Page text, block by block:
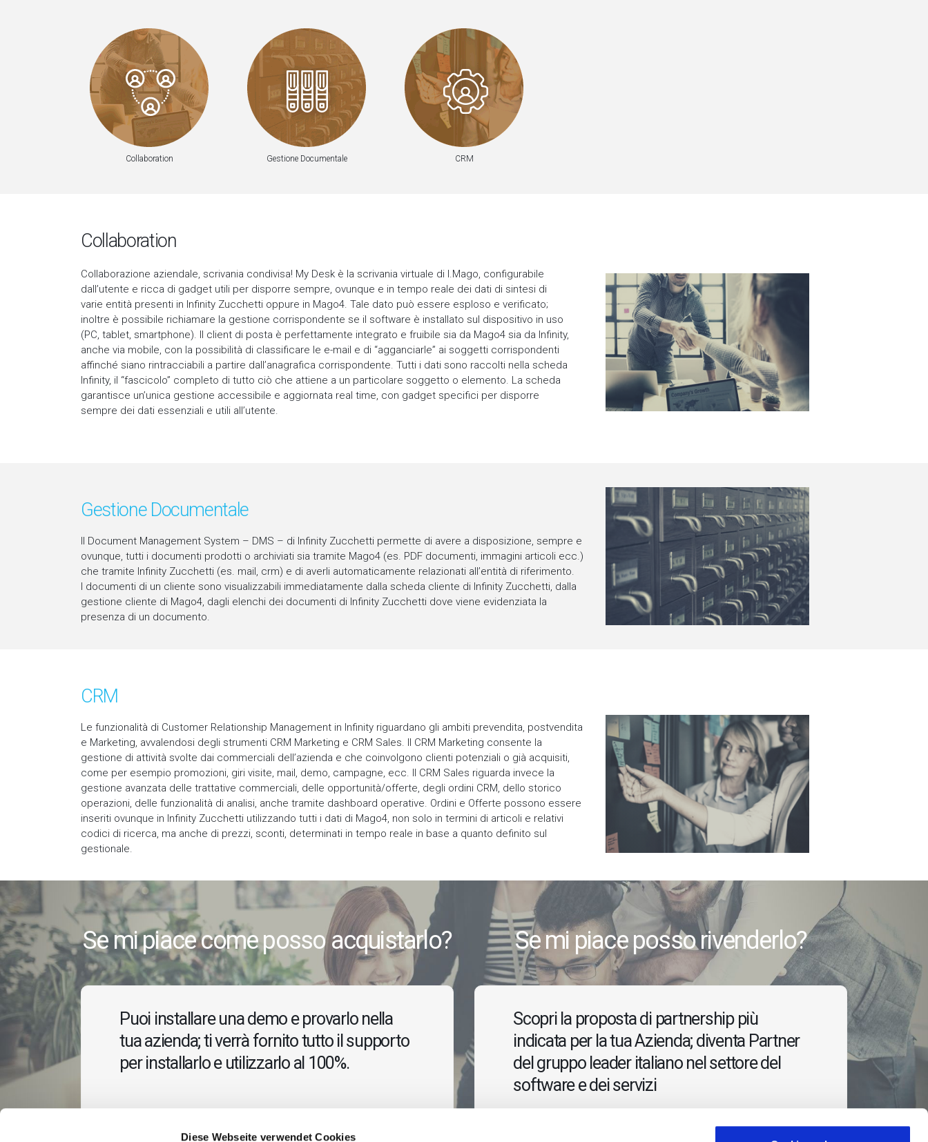
Diese Webseite verwendet Cookies
Collaboration Gestione Documentale CRM
Collaboration
Collaborazione aziendale, scrivania condivisa! My Desk è la scrivania virtuale di I.Mago, configurabile
dall’utente e ricca di gadget utili per disporre sempre, ovunque e in tempo reale dei dati di sintesi di
varie entità presenti in Infinity Zucchetti oppure in Mago4. Tale dato può essere esploso e verificato;
inoltre è possibile richiamare la gestione corrispondente se il software è installato sul dispositivo in uso
(PC, tablet, smartphone). Il client di posta è perfettamente integrato e fruibile sia da Mago4 sia da Infinity,
anche via mobile, con la possibilità di classificare le e-mail e di “agganciarle” ai soggetti corrispondenti
affinché siano rintracciabili a partire dall’anagrafica corrispondente. Tutti i dati sono raccolti nella scheda
Infinity, il “fascicolo” completo di tutto ciò che attiene a un particolare soggetto o elemento. La scheda
garantisce un’unica gestione accessibile e aggiornata real time, con gadget specifici per disporre
sempre dei dati essenziali e utili all’utente.
Gestione Documentale
Il Document Management System – DMS – di Infinity Zucchetti permette di avere a disposizione, sempre e
ovunque, tutti i documenti prodotti o archiviati sia tramite Mago4 (es. PDF documenti, immagini articoli ecc.)
che tramite Infinity Zucchetti (es. mail, crm) e di averli automaticamente relazionati all’entità di riferimento.
I documenti di un cliente sono visualizzabili immediatamente dalla scheda cliente di Infinity Zucchetti, dalla
gestione cliente di Mago4, dagli elenchi dei documenti di Infinity Zucchetti dove viene evidenziata la
presenza di un documento.
CRM
Le funzionalità di Customer Relationship Management in Infinity riguardano gli ambiti prevendita, postvendita
e Marketing, avvalendosi degli strumenti CRM Marketing e CRM Sales. Il CRM Marketing consente la
gestione di attività svolte dai commerciali dell’azienda e che coinvolgono clienti potenziali o già acquisiti,
come per esempio promozioni, giri visite, mail, demo, campagne, ecc. Il CRM Sales riguarda invece la
gestione avanzata delle trattative commerciali, delle opportunità/offerte, degli ordini CRM, dello storico
operazioni, delle funzionalità di analisi, anche tramite dashboard operative. Ordini e Offerte possono essere
inseriti ovunque in Infinity Zucchetti utilizzando tutti i dati di Mago4, non solo in termini di articoli e relativi
codici di ricerca, ma anche di prezzi, sconti, determinati in tempo reale in base a quanto definito sul
gestionale.
Se mi piace come posso acquistarlo? Se mi piace posso rivenderlo?
Puoi installare una demo e provarlo nella
tua azienda; ti verrà fornito tutto il supporto
per installarlo e utilizzarlo al 100%.
Scopri la proposta di partnership più
indicata per la tua Azienda; diventa Partner
del gruppo leader italiano nel settore del
software e dei servizi